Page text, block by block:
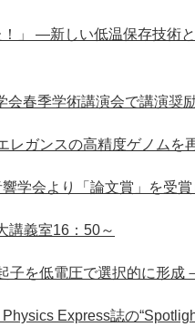
」 ―新しい低温保存技術
春季学術講演会で講演奨
レガンスの高精度ゲノムを
学会より「論文賞」を受賞
講義室16：50～
子を低電圧で選択的に形成－
Express誌の